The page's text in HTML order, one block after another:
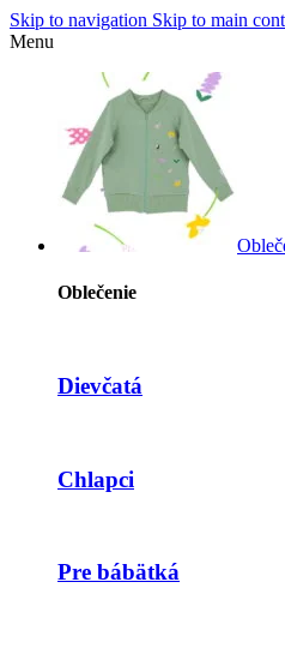
Skip to navigation Skip to main
Menu
Oblečenie
Dievčatá
Chlapci
Pre bábätká